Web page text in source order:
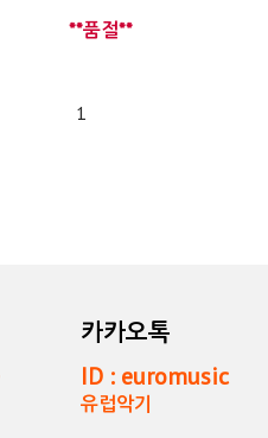
**품절**
1
카카오톡
ID : euromusic
유럽악기